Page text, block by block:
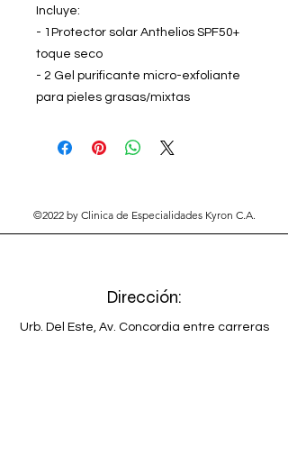
Incluye:
- 1Protector solar Anthelios SPF50+
toque seco
- 2 Gel purificante micro-exfoliante
para pieles grasas/mixtas
©2022 by Clinica de Especialidades Kyron C.A.
Dirección:
Urb. Del Este, Av. Concordia entre carreras